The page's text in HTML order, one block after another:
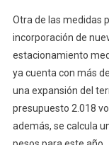
Otra de las medidas
incorporación de
estacionamiento
ya cuenta con más
una expansión del
presupuesto 2.018
además, se calcula